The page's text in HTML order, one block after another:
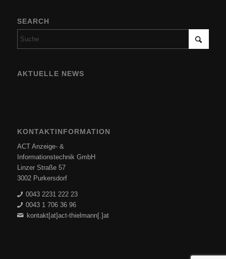
SEARCH
AKTUELLE NEWS
KONTAKTINFORMATION
ACT Anzeige- &
Informationstechnik GmbH
Linzer Straße 57
3002 Purkersdorf
0043 2231 222 23
0043 1 706 36 96
kontakt[at]act-thielmann[.]at